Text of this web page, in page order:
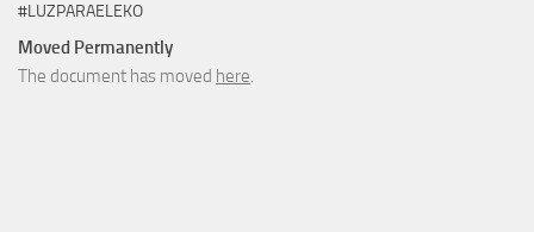
#LUZPARAELEKO
Moved Permanently
The document has moved here.